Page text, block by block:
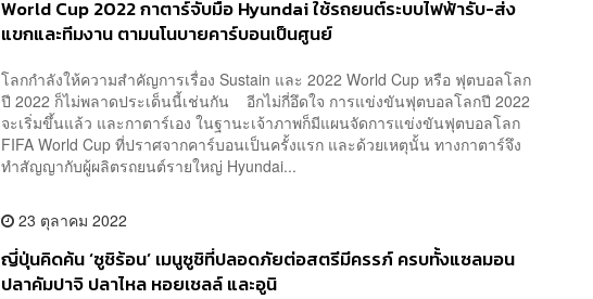
World Cup 2022 กาตาร์จับมือ Hyundai ใช้รถยนต์ระบบไฟฟ้ารับ-ส่ง
แขกและทีมงาน ตามนโนบายคาร์บอนเป็นศูนย์
โลกกำลังให้ความสำคัญการเรื่อง Sustain และ 2022 World Cup หรือ ฟุตบอลโลก
ปี 2022 ก็ไม่พลาดประเด็นนี้เช่นกัน อีกไม่กี่อึดใจ การแข่งขันฟุตบอลโลกปี 2022
จะเริ่มขึ้นแล้ว และกาตาร์เอง ในฐานะเจ้าภาพก็มีแผนจัดการแข่งขันฟุตบอลโลก
FIFA World Cup ที่ปราศจากคาร์บอนเป็นครั้งแรก และด้วยเหตุนั้น ทางกาตาร์จึง
ทำสัญญากับผู้ผลิตรถยนต์รายใหญ่ Hyundai...
23 ตุลาคม 2022
ญี่ปุ่นคิดค้น ‘ซูชิร้อน’ เมนูซูชิที่ปลอดภัยต่อสตรีมีครรภ์ ครบทั้งแซลมอน
ปลาคัมปาจิ ปลาไหล หอยเชลล์ และอูนิ